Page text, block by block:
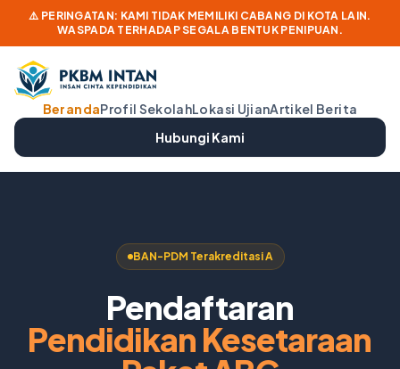
⚠️ PERINGATAN: KAMI TIDAK MEMILIKI CABANG DI KOTA LAIN.
WASPADA TERHADAP SEGALA BENTUK PENIPUAN.
BerandaProfil SekolahLokasi UjianArtikel Berita
Hubungi Kami
BAN-PDM Terakreditasi A
Pendaftaran
Pendidikan Kesetaraan